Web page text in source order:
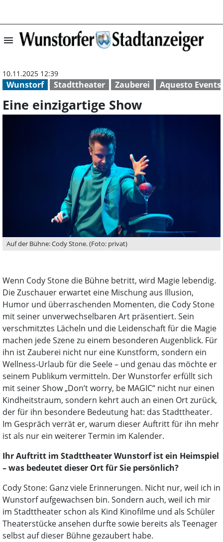
menu Eine
Wunstorf Stadttheater Zauberei Aquesto Events
10.11.2025 12:39
Eine einzigartige Show
Auf der Bühne: Cody Stone. (Foto: privat)
Wenn Cody Stone die Bühne betritt, wird Magie lebendig.
Die Zuschauer erwartet eine Mischung aus Illusion,
Humor und überraschenden Momenten, die Cody Stone
mit seiner unverwechselbaren Art präsentiert. Sein
verschmitztes Lächeln und die Leidenschaft für die Magie
machen jede Szene zu einem besonderen Augenblick. Für
ihn ist Zauberei nicht nur eine Kunstform, sondern ein
Wellness-Urlaub für die Seele – und genau das möchte er
seinem Publikum vermitteln. Der Wunstorfer erfüllt sich
mit seiner Show „Don’t worry, be MAGIC“ nicht nur einen
Kindheitstraum, sondern kehrt auch an einen Ort zurück,
der für ihn besondere Bedeutung hat: das Stadttheater.
Im Gespräch verrät er, warum dieser Auftritt für ihn mehr
ist als nur ein weiterer Termin im Kalender.
Ihr Auftritt im Stadttheater Wunstorf ist ein Heimspiel
– was bedeutet dieser Ort für Sie persönlich?
Cody Stone: Ganz viele Erinnerungen. Nicht nur, weil ich in
Wunstorf aufgewachsen bin. Sondern auch, weil ich mir
im Stadttheater schon als Kind Kinofilme und als Schüler
Theaterstücke ansehen durfte sowie bereits als Teenager
selbst auf dieser Bühne gezaubert habe.